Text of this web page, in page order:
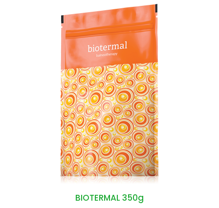
BIOTERMAL 350g